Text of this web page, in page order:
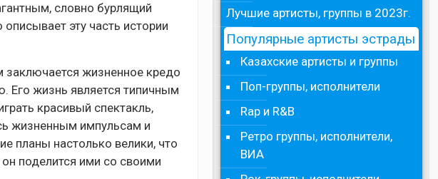
словно бурлящий
эту часть истории
заключается жизненное кредо
Его жизнь является типичным
красивый спектакль,
жизненным импульсам и
планы настолько велики, что
поделится ими со своими
Лучшие артисты, группы в 2023г.
Популярные артисты эстрады
Казахские артисты и группы
Поп-группы, исполнители
Rap и R&B
Ретро группы, исполнители,
ВИА